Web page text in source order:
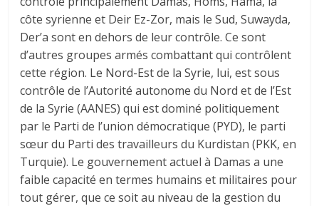
côte syrienne et Deir Ez-Zor, mais le Sud, Suwayda,
Der’a sont en dehors de leur contrôle. Ce sont
d’autres groupes armés combattant qui contrôlent
cette région. Le Nord-Est de la Syrie, lui, est sous
contrôle de l’Autorité autonome du Nord et de l’Est
de la Syrie (AANES) qui est dominé politiquement
par le Parti de l’union démocratique (PYD), le parti
sœur du Parti des travailleurs du Kurdistan (PKK, en
Turquie). Le gouvernement actuel à Damas a une
faible capacité en termes humains et militaires pour
tout gérer, que ce soit au niveau de la gestion du